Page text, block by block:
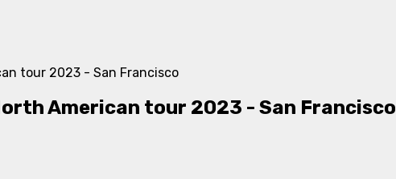
American tour 2023 - San Francisco